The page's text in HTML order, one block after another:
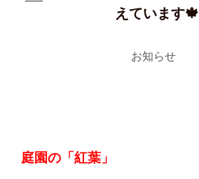
えています🍁
お知らせ
庭園の「紅葉」